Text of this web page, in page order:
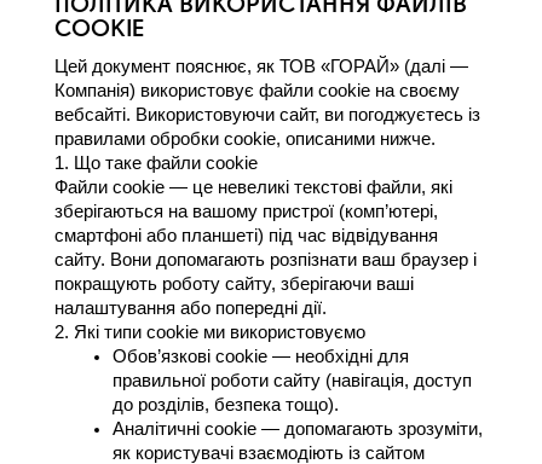
ПОЛІТИКА ВИКОРИСТАННЯ ФАЙЛІВ
COOKIE
Цей документ пояснює, як ТОВ «ГОРАЙ» (далі —
Компанія) використовує файли cookie на своєму
вебсайті. Використовуючи сайт, ви погоджуєтесь із
правилами обробки cookie, описаними нижче.
1. Що таке файли cookie
Файли cookie — це невеликі текстові файли, які
зберігаються на вашому пристрої (комп’ютері,
смартфоні або планшеті) під час відвідування
сайту. Вони допомагають розпізнати ваш браузер і
покращують роботу сайту, зберігаючи ваші
налаштування або попередні дії.
2. Які типи cookie ми використовуємо
Обов’язкові cookie — необхідні для
правильної роботи сайту (навігація, доступ
до розділів, безпека тощо).
Аналітичні cookie — допомагають зрозуміти,
як користувачі взаємодіють із сайтом